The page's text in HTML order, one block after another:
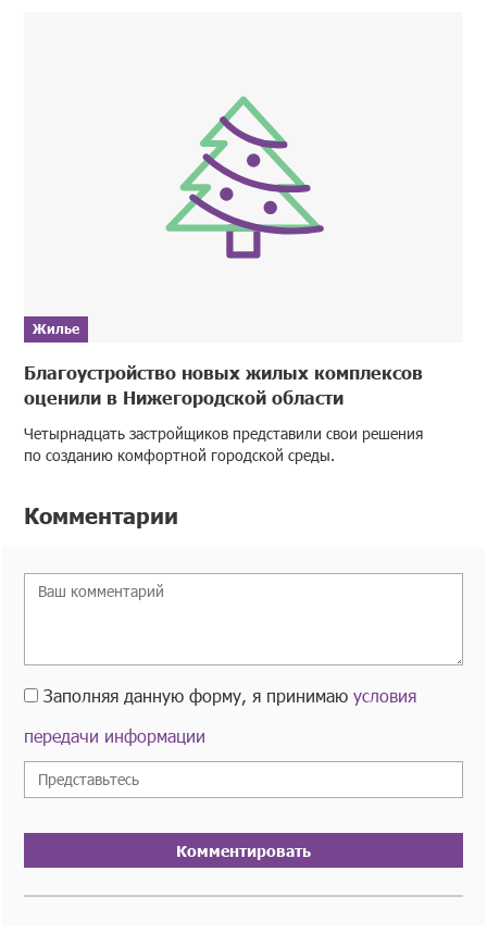
Жилье
Благоустройство новых жилых комплексов
оценили в Нижегородской области
Четырнадцать застройщиков представили свои решения
по созданию комфортной городской среды.
Комментарии
Заполняя данную форму, я принимаюусловия
передачи информации
Комментировать